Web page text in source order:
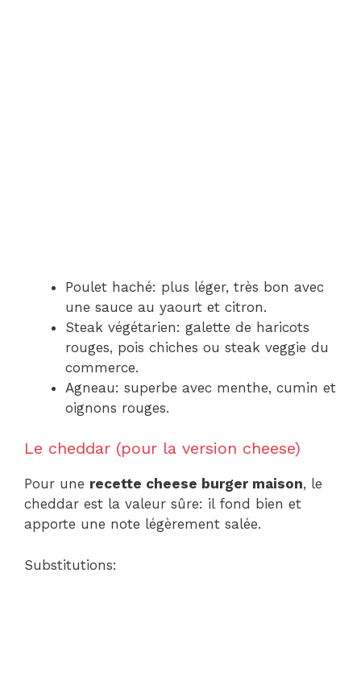
Poulet haché: plus léger, très bon avec
une sauce au yaourt et citron.
Steak végétarien: galette de haricots
rouges, pois chiches ou steak veggie du
commerce.
Agneau: superbe avec menthe, cumin et
oignons rouges.
Le cheddar (pour la version cheese)
Pour une recette cheese burger maison, le
cheddar est la valeur sûre: il fond bien et
apporte une note légèrement salée.
Substitutions: